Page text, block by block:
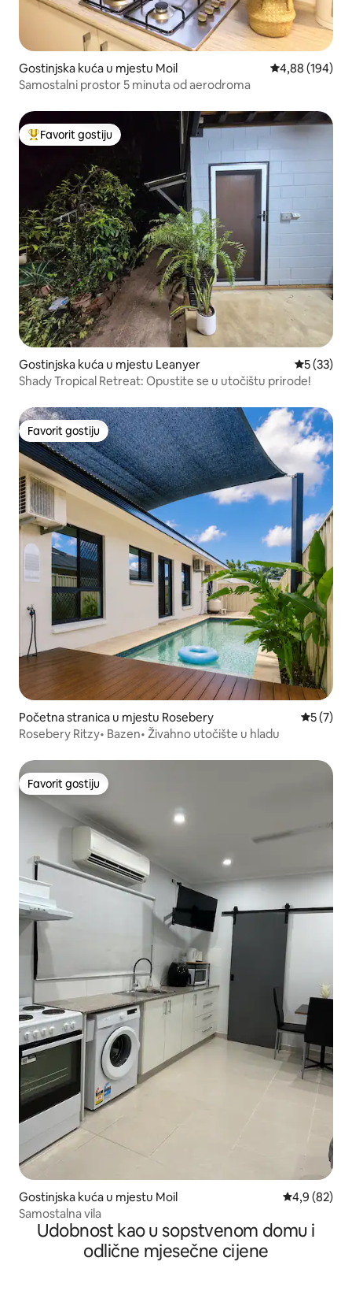
Gostinjska kuća u mjestu Moil prosječna
4,88 (194)
Samostalni prostor 5 minuta od aerodroma
Glavni favorit gostiju
Favorit gostiju
Gostinjska kuća u mjestu Leanyer prosječna
5 (33)
Shady Tropical Retreat: Opustite se u utočištu prirode!
Favorit gostiju
Favorit gostiju
Početna stranica u mjestu Rosebery
5 (7)
Rosebery Ritzy• Bazen• Živahno utočište u hladu
Favorit gostiju
Favorit gostiju
Gostinjska kuća u mjestu Moil prosječna
4,9 (82)
Samostalna vila
Udobnost kao u sopstvenom domu i
odlične mjesečne cijene